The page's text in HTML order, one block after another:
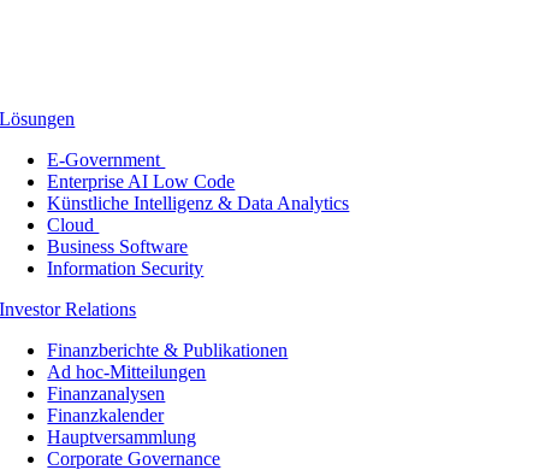
Lösungen
E-Government
Enterprise AI Low Code
Künstliche Intelligenz & Data Analytics
Cloud
Business Software
Information Security
Investor Relations
Finanzberichte & Publikationen
Ad hoc-Mitteilungen
Finanzanalysen
Finanzkalender
Hauptversammlung
Corporate Governance